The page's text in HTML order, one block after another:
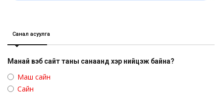
Санал асуулга
Манай вэб сайт таны санаанд хэр нийцэж байна?
Маш сайн
Сайн